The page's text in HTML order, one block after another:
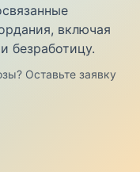
включая
безработицу.
Оставьте заявку